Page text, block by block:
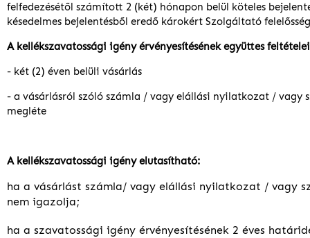
felfedezésétől számított 2 (két) hónapon belül köteles
késedelmes bejelentésből eredő károkért Szolgáltató
A kellékszavatossági igény érvényesítésének együttes
- két (2) éven belüli vásárlás
- a vásárlásról szóló számla / vagy elállási nyilatkozat / vagy
megléte
A kellékszavatossági igény elutasítható:
ha a vásárlást számla/ vagy elállási nyilatkozat / vagy
nem igazolja;
ha a szavatossági igény érvényesítésének 2 éves